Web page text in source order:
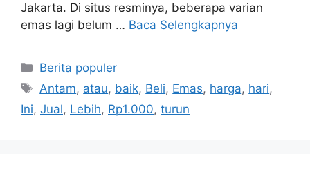
Jakarta. Di situs resminya, beberapa varian
emas lagi belum … Baca Selengkapnya
Kategori
Berita populer
Tag
Antam, atau, baik, Beli, Emas, harga, hari,
Ini, Jual, Lebih, Rp1.000, turun